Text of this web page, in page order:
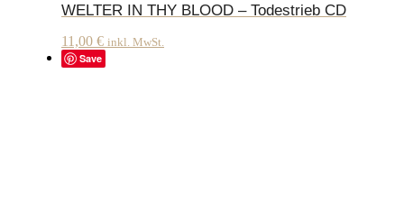
WELTER IN THY BLOOD – Todestrieb CD
11,00 € inkl. MwSt.
Save